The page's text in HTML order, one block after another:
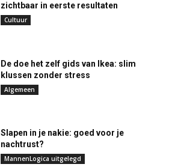
zichtbaar in eerste resultaten
Cultuur
De doe het zelf gids van Ikea: slim
klussen zonder stress
Algemeen
Slapen in je nakie: goed voor je
nachtrust?
MannenLogica uitgelegd